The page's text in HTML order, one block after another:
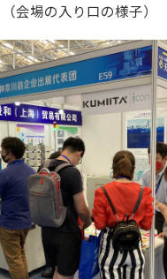
（会場の入り口の様子）